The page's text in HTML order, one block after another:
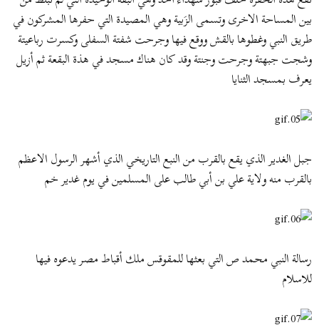
بين المساحة الاخرى وتسمى الزَبية وهي المصيدة التي حفرها المشركون في
طريق النبي وغطوها بالقش ووقع فيها وجرحت شفتة السفلى وكسرت رباعيتة
وشجت جبهتة وجرحت وجنتة وقد كان هناك مسجد في هذة البقعة ثم أزيل
يعرف بمسجد الثنايا
جبل الغدير الذي يقع بالقرب من النبع التاريخي الذي أشهر الرسول الاعظم
بالقرب منه ولاية علي بن أبي طالب على المسلمين في يوم غدير خم
رسالة النبي محمد ص التي بعثها للمقوقس ملك أقباط مصر يدعوه فيها
للاسلام